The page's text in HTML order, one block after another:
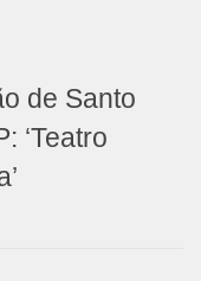
de Santo
‘Teatro